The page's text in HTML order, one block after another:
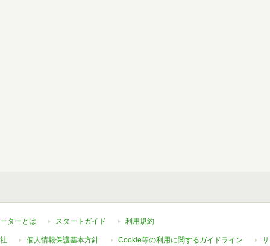
ターとは スタートガイド 利用規約
個人情報保護基本方針 Cookie等の利用に関するガイドライン